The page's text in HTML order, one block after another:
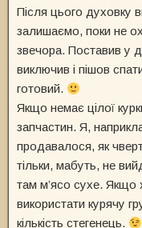
Після цього духовку
залишаємо, поки не
звечора. Поставив у
виключив і пішов
готовий.
Якщо немає цілої
запчастин. Я,
продавалося, як
тільки, мабуть, не
там м’ясо сухе. Якщо
використати курячу
кількість стегенець.